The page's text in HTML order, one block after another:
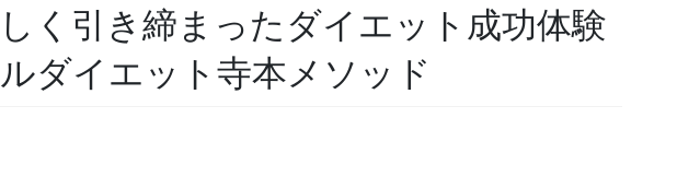
く引き締まったダイエット成功体験
ルダイエット寺本メソッド